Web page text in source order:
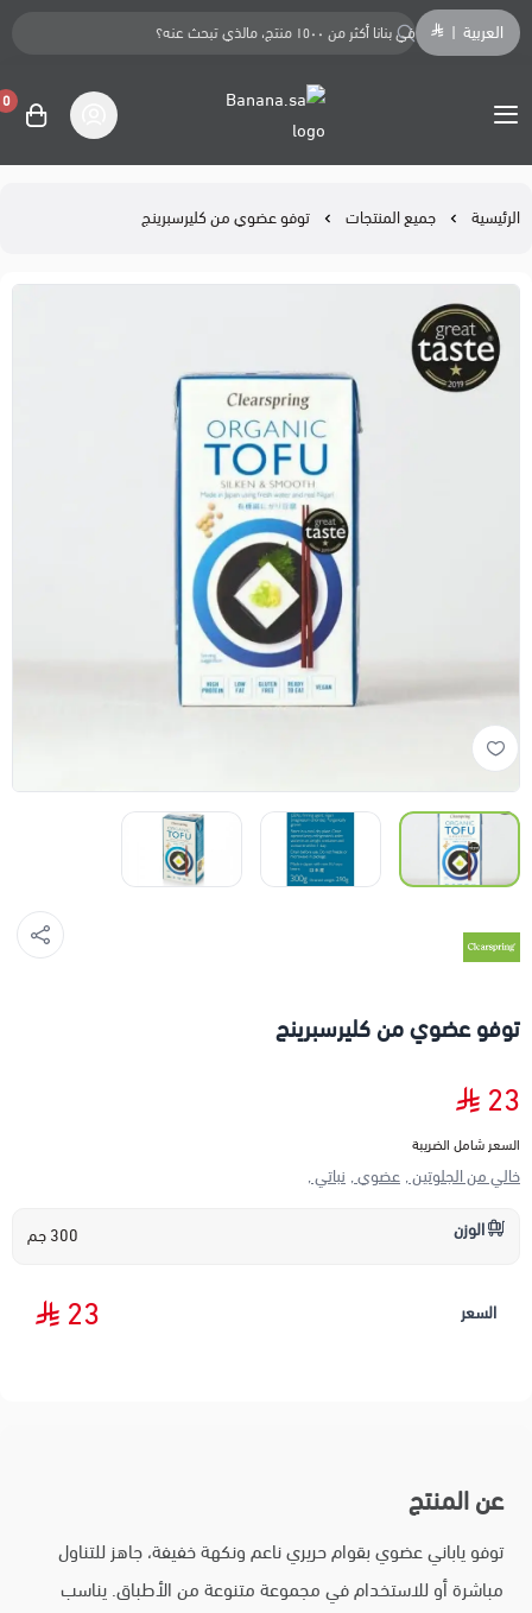
العربية
Banana.sa
0
الرئيسية جميع المنتجات توفو عضوي من كليرسبرينج
توفو عضوي من كليرسبرينج
23
السعر شامل الضريبة
خالي من الجلوتين , عضوي , نباتي ,
الوزن 300 جم
السعر 23
عن المنتج
توفو ياباني عضوي بقوام حريري ناعم ونكهة خفيفة، جاهز للتناول
مباشرة أو للاستخدام في مجموعة متنوعة من الأطباق. يناسب